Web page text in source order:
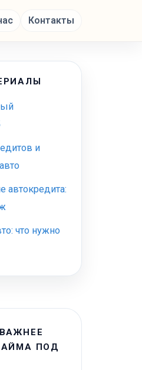
Контакты
и
автокредита:
что нужно
ПОД